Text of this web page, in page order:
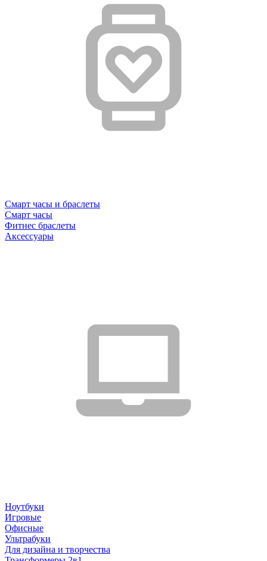
Смарт часы и браслеты
Смарт часы
Фитнес браслеты
Аксессуары
Ноутбуки
Игровые
Офисные
Ультрабуки
Для дизайна и творчества